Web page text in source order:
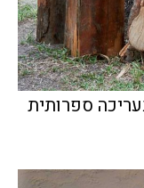
ספרותית